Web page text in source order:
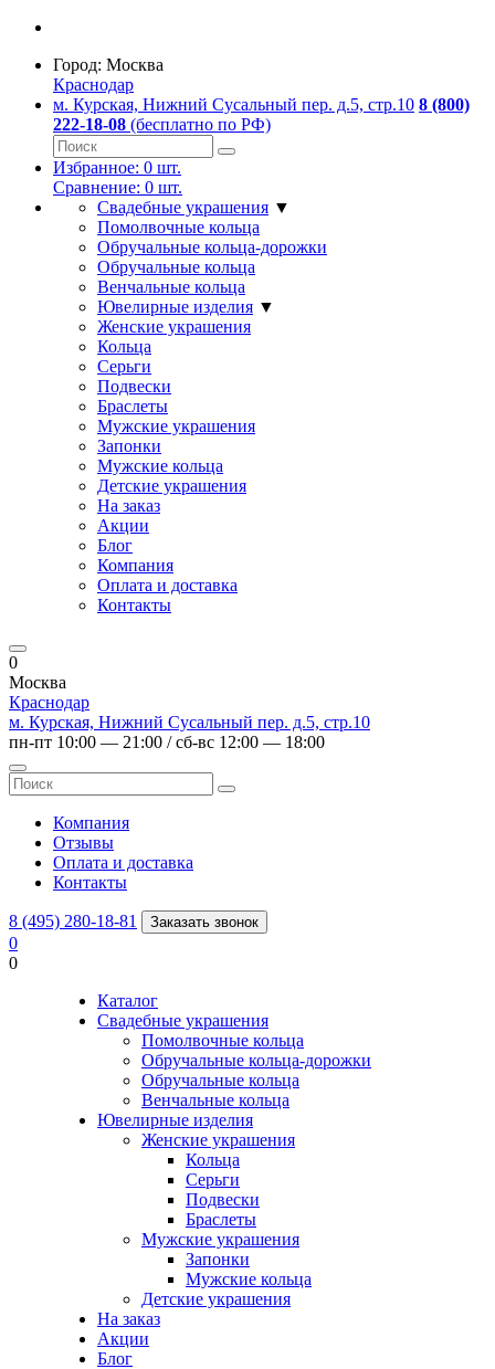
Город: Москва
Краснодар
м. Курская, Нижний Сусальный пер. д.5, стр.10 8 (800)
222-18-08 (бесплатно по РФ)
Избранное: 0 шт.
Сравнение: 0 шт.
Свадебные украшения ▼
Помолвочные кольца
Обручальные кольца-дорожки
Обручальные кольца
Венчальные кольца
Ювелирные изделия ▼
Женские украшения
Кольца
Серьги
Подвески
Браслеты
Мужские украшения
Запонки
Мужские кольца
Детские украшения
На заказ
Акции
Блог
Компания
Оплата и доставка
Контакты
0
Москва
Краснодар
м. Курская, Нижний Сусальный пер. д.5, стр.10
пн-пт 10:00 — 21:00 / сб-вс 12:00 — 18:00
Компания
Отзывы
Оплата и доставка
Контакты
8 (495) 280-18-81 Заказать звонок
0
0
Каталог
Свадебные украшения
Помолвочные кольца
Обручальные кольца-дорожки
Обручальные кольца
Венчальные кольца
Ювелирные изделия
Женские украшения
Кольца
Серьги
Подвески
Браслеты
Мужские украшения
Запонки
Мужские кольца
Детские украшения
На заказ
Акции
Блог